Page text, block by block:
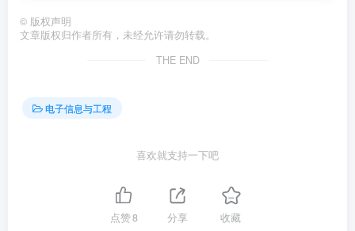
© 版权声明
文章版权归作者所有，未经允许请勿转载。
THE END
电子信息与工程
喜欢就支持一下吧
点赞8 分享 收藏